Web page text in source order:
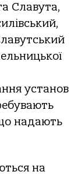
Славута,
установ
надають
на